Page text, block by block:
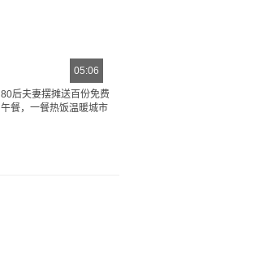
05:06
80后夫妻摆摊送百份免费
午餐，一餐热饭温暖城市